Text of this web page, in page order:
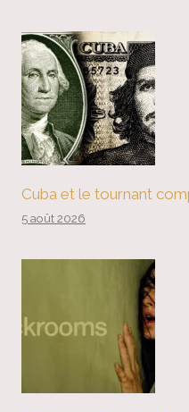
Cuba et le tournant
5 août 2026